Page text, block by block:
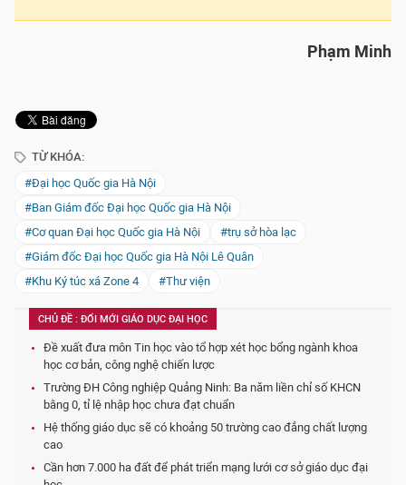
Phạm Minh
TỪ KHÓA:
#Đại học Quốc gia Hà Nội
#Ban Giám đốc Đại học Quốc gia Hà Nội
#Cơ quan Đại học Quốc gia Hà Nội
#trụ sở hòa lạc
#Giám đốc Đại học Quốc gia Hà Nội Lê Quân
#Khu Ký túc xá Zone 4
#Thư viện
CHỦ ĐỀ : ĐỔI MỚI GIÁO DỤC ĐẠI HỌC
Đề xuất đưa môn Tin học vào tổ hợp xét học bổng ngành khoa
học cơ bản, công nghệ chiến lược
Trường ĐH Công nghiệp Quảng Ninh: Ba năm liền chỉ số KHCN
bằng 0, tỉ lệ nhập học chưa đạt chuẩn
Hệ thống giáo dục sẽ có khoảng 50 trường cao đẳng chất lượng
cao
Cần hơn 7.000 ha đất để phát triển mạng lưới cơ sở giáo dục đại